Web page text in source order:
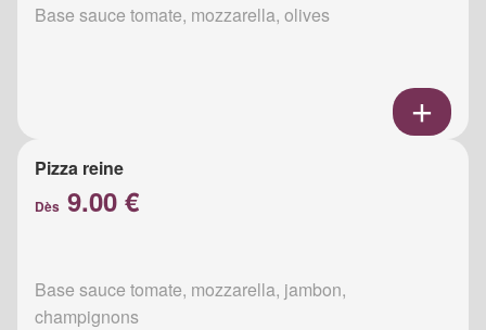
Base sauce tomate, mozzarella, olives
Pizza reine
Dès 9.00 €
Base sauce tomate, mozzarella, jambon,
champignons